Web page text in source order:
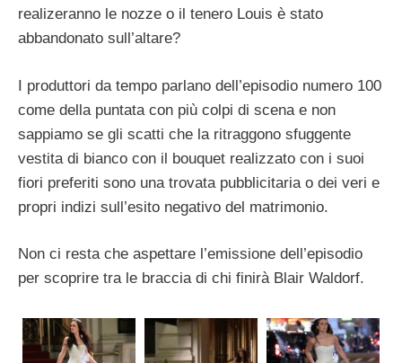
realizeranno le nozze o il tenero Louis è stato
abbandonato sull’altare?
I produttori da tempo parlano dell’episodio numero 100
come della puntata con più colpi di scena e non
sappiamo se gli scatti che la ritraggono sfuggente
vestita di bianco con il bouquet realizzato con i suoi
fiori preferiti sono una trovata pubblicitaria o dei veri e
propri indizi sull’esito negativo del matrimonio.
Non ci resta che aspettare l’emissione dell’episodio
per scoprire tra le braccia di chi finirà Blair Waldorf.